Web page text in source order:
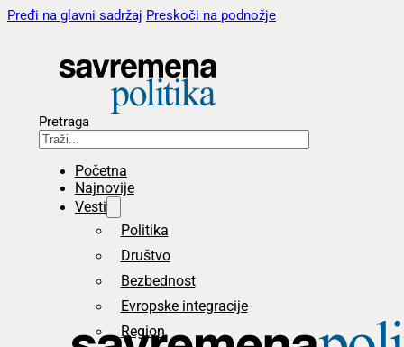
Pređi na glavni sadržaj Preskoči na podnožje
Pretraga
Početna
Najnovije
Vesti
Politika
Društvo
Bezbednost
Evropske integracije
Region